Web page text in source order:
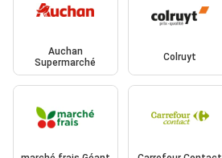
Auchan
Supermarché
Colruyt